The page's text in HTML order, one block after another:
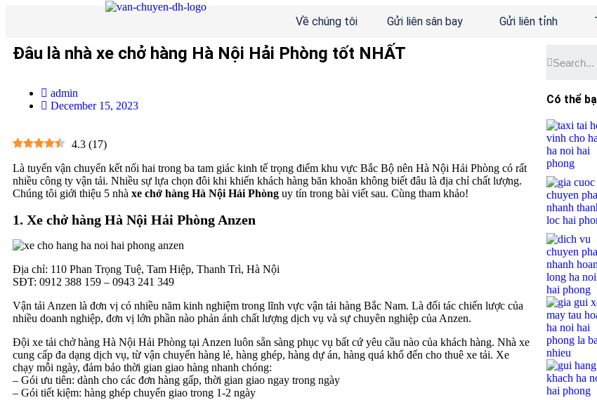
Về chúng tôi Gửi liên sân bay Gửi liên tỉnh
Đâu là nhà xe chở hàng Hà Nội Hải Phòng tốt NHẤT
admin
December 15, 2023
4.3 (17)
Là tuyến vận chuyển kết nối hai trong ba tam giác kinh tế trọng điểm khu vực Bắc Bộ nên Hà Nội Hải Phòng có rất
nhiều công ty vận tải. Nhiều sự lựa chọn đôi khi khiến khách hàng băn khoăn không biết đâu là địa chỉ chất lượng.
Chúng tôi giới thiệu 5 nhà xe chở hàng Hà Nội Hải Phòng uy tín trong bài viết sau. Cùng tham khảo!
1. Xe chở hàng Hà Nội Hải Phòng Anzen
Địa chỉ: 110 Phan Trọng Tuệ, Tam Hiệp, Thanh Trì, Hà Nội
SĐT: 0912 388 159 – 0943 241 349
Vận tải Anzen là đơn vị có nhiều năm kinh nghiệm trong lĩnh vực vận tải hàng Bắc Nam. Là đối tác chiến lược của
nhiều doanh nghiệp, đơn vị lớn phần nào phản ánh chất lượng dịch vụ và sự chuyên nghiệp của Anzen.
Đội xe tải chở hàng Hà Nội Hải Phòng tại Anzen luôn sẵn sàng phục vụ bất cứ yêu cầu nào của khách hàng. Nhà xe
cung cấp đa dạng dịch vụ, từ vận chuyển hàng lẻ, hàng ghép, hàng dự án, hàng quá khổ đến cho thuê xe tải. Xe
chạy mỗi ngày, đảm bảo thời gian giao hàng nhanh chóng:
– Gói ưu tiên: dành cho các đơn hàng gấp, thời gian giao ngay trong ngày
– Gói tiết kiệm: hàng ghép chuyến giao trong 1-2 ngày
Có thể